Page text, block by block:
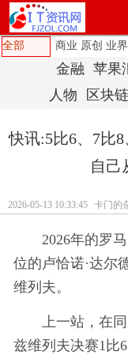
全部 商业 原创 业界
金融 苹果
人物
区块链
快讯:5比6、7比
自己
2026-05-13 10:33:45 卡门的
2026年的罗
位的卢恰诺·达尔
维列夫。
上一站，在
兹维列夫决赛1比